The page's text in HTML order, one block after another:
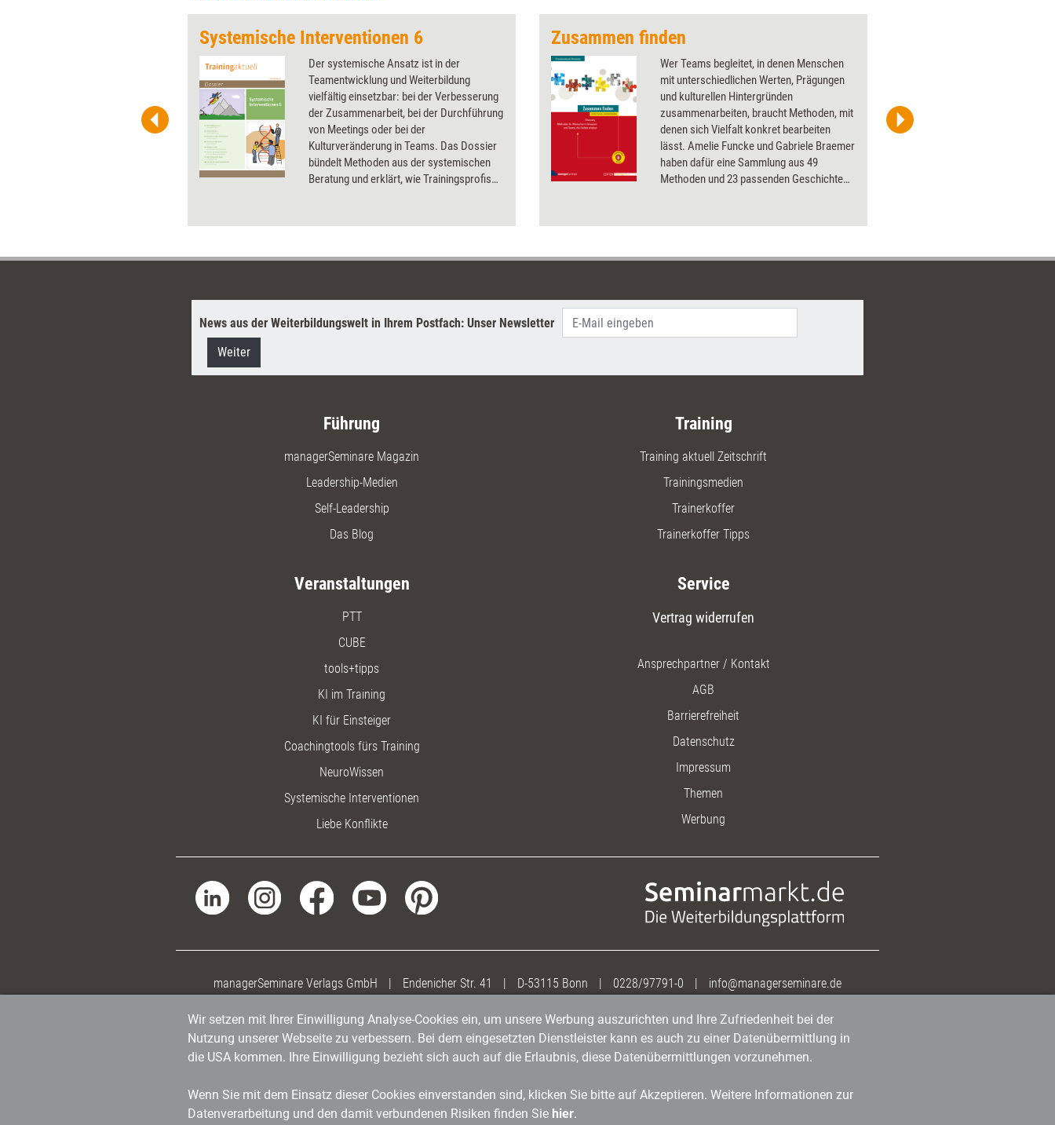
Systemische Interventionen 6
Der systemische Ansatz ist in der
Teamentwicklung und Weiterbildung
vielfältig einsetzbar: bei der Verbesserung
der Zusammenarbeit, bei der Durchführung
von Meetings oder bei der
Kulturveränderung in Teams. Das Dossier
bündelt Methoden aus der systemischen
Beratung und erklärt, wie Trainingsprofis
Zusammen finden
Wer Teams begleitet, in denen Menschen
mit unterschiedlichen Werten, Prägungen
und kulturellen Hintergründen
zusammenarbeiten, braucht Methoden, mit
denen sich Vielfalt konkret bearbeiten
lässt. Amelie Funcke und Gabriele Braemer
haben dafür eine Sammlung aus 49
Methoden und 23 passenden Geschichten
interkulturelle Zusammenarbeit direkt in
lassen. Business-Trainerinnen, Coachs
interkulturellen Kontext hinausreicht und
News aus der Weiterbildungswelt in Ihrem Postfach: Unser Newsletter
Weiter
Führung
managerSeminare Magazin
Leadership-Medien
Self-Leadership
Das Blog
Training
Training aktuell Zeitschrift
Trainingsmedien
Trainerkoffer
Trainerkoffer Tipps
Veranstaltungen
PTT
CUBE
tools+tipps
KI im Training
KI für Einsteiger
Coachingtools fürs Training
NeuroWissen
Systemische Interventionen
Liebe Konflikte
Service
Vertrag widerrufen
Ansprechpartner / Kontakt
AGB
Barrierefreiheit
Datenschutz
Impressum
Themen
Werbung
managerSeminare Verlags GmbH | Endenicher Str. 41 | D-53115 Bonn | 0228/97791-0 | info@managerseminare.de
Wir setzen mit Ihrer Einwilligung Analyse-Cookies ein, um unsere Werbung auszurichten und Ihre Zufriedenheit bei der
Nutzung unserer Webseite zu verbessern. Bei dem eingesetzten Dienstleister kann es auch zu einer Datenübermittlung in
die USA kommen. Ihre Einwilligung bezieht sich auch auf die Erlaubnis, diese Datenübermittlungen vorzunehmen.
Wenn Sie mit dem Einsatz dieser Cookies einverstanden sind, klicken Sie bitte auf Akzeptieren. Weitere Informationen zur
Datenverarbeitung und den damit verbundenen Risiken finden Sie hier.